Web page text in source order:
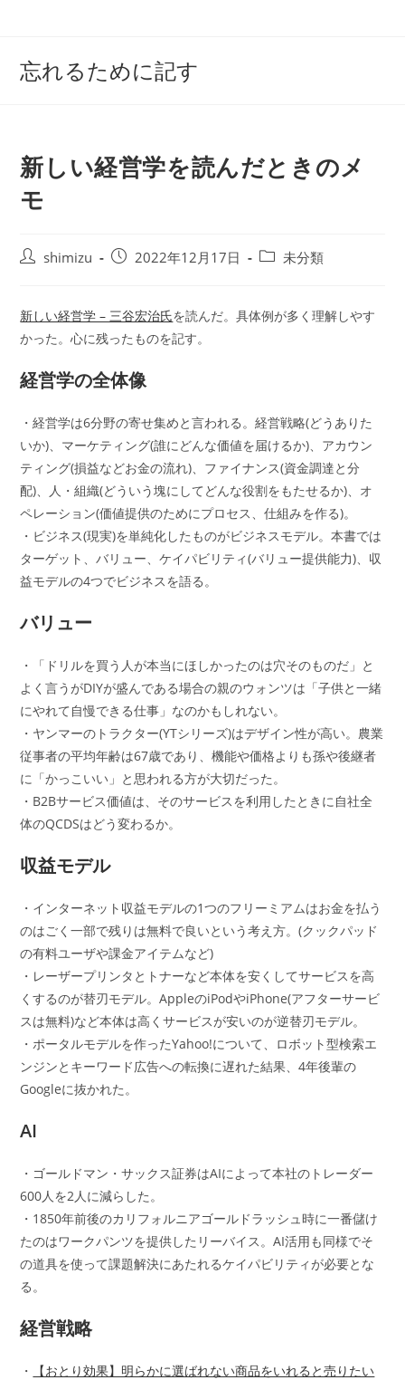
忘れるために記す
新しい経営学を読んだときのメ
モ
投
shimizu
投
開
日:
2022年12月17日
投
テ
未分類
新しい経営学 – 三谷宏治氏を読んだ。具体例が多く理解しやす
かった。心に残ったものを記す。
経営学の全体像
・経営学は6分野の寄せ集めと言われる。経営戦略(どうありた
いか)、マーケティング(誰にどんな価値を届けるか)、アカウン
ティング(損益などお金の流れ)、ファイナンス(資金調達と分
配)、人・組織(どういう塊にしてどんな役割をもたせるか)、オ
ペレーション(価値提供のためにプロセス、仕組みを作る)。
・ビジネス(現実)を単純化したものがビジネスモデル。本書では
ターゲット、バリュー、ケイパビリティ(バリュー提供能力)、収
益モデルの4つでビジネスを語る。
バリュー
・「ドリルを買う人が本当にほしかったのは穴そのものだ」と
よく言うがDIYが盛んである場合の親のウォンツは「子供と一緒
にやれて自慢できる仕事」なのかもしれない。
・ヤンマーのトラクター(YTシリーズ)はデザイン性が高い。農業
従事者の平均年齢は67歳であり、機能や価格よりも孫や後継者
に「かっこいい」と思われる方が大切だった。
・B2Bサービス価値は、そのサービスを利用したときに自社全
体のQCDSはどう変わるか。
収益モデル
・インターネット収益モデルの1つのフリーミアムはお金を払う
のはごく一部で残りは無料で良いという考え方。(クックパッド
の有料ユーザや課金アイテムなど)
・レーザープリンタとトナーなど本体を安くしてサービスを高
くするのが替刃モデル。AppleのiPodやiPhone(アフターサービ
スは無料)など本体は高くサービスが安いのが逆替刃モデル。
・ポータルモデルを作ったYahoo!について、ロボット型検索エ
ンジンとキーワード広告への転換に遅れた結果、4年後輩の
Googleに抜かれた。
AI
・ゴールドマン・サックス証券はAIによって本社のトレーダー
600人を2人に減らした。
・1850年前後のカリフォルニアゴールドラッシュ時に一番儲け
たのはワークパンツを提供したリーバイス。AI活用も同様でそ
の道具を使って課題解決にあたれるケイパビリティが必要とな
る。
経営戦略
・
【おとり効果】明らかに選ばれない商品をいれると売りたい